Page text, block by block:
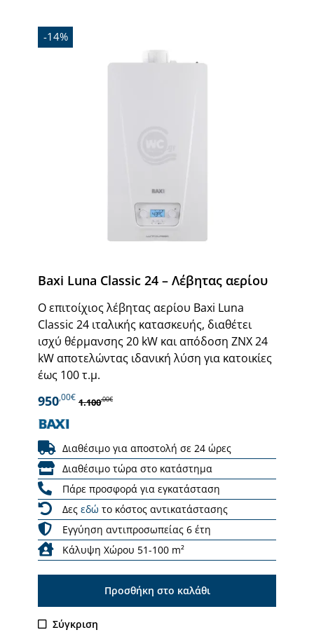
-14%
Baxi Luna Classic 24 – Λέβητας αερίου
Ο επιτοίχιος λέβητας αερίου Baxi Luna
Classic 24 ιταλικής κατασκευής, διαθέτει
ισχύ θέρμανσης 20 kW και απόδοση ΖΝΧ 24
kW αποτελώντας ιδανική λύση για κατοικίες
έως 100 τ.μ.
950,00€ 1.100,00€
Διαθέσιμο για αποστολή σε 24 ώρες
Διαθέσιμο τώρα στο κατάστημα
Πάρε προσφορά για εγκατάσταση
Δες εδώ το κόστος αντικατάστασης
Εγγύηση αντιπροσωπείας 6 έτη
Κάλυψη Χώρου 51-100 m²
Προσθήκη στο καλάθι
Σύγκριση